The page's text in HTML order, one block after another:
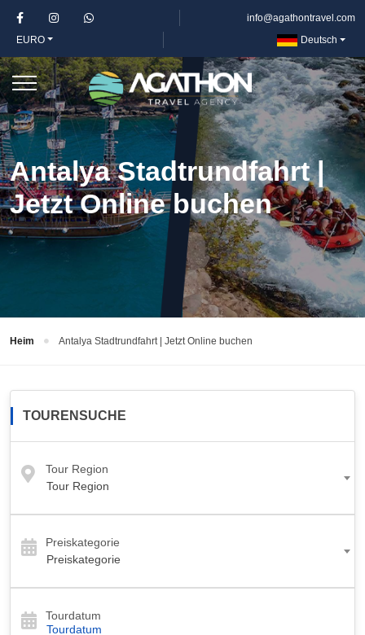
info@agathontravel.com
EURO
Deutsch
Antalya Stadtrundfahrt |
Jetzt Online buchen
Heim Antalya Stadtrundfahrt | Jetzt Online buchen
TOURENSUCHE
Tour Region
Tour Region
Preiskategorie
Preiskategorie
Tourdatum